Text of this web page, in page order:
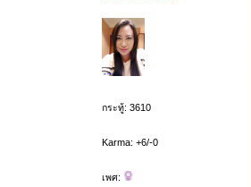
กระทู้: 3610
Karma: +6/-0
เพศ: